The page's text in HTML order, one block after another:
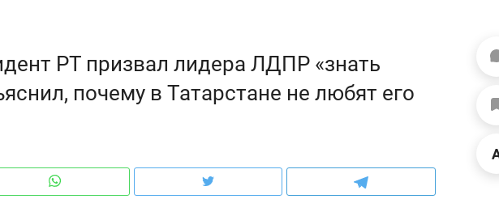
РТ призвал лидера ЛДПР «знать
почему в Татарстане не любят его